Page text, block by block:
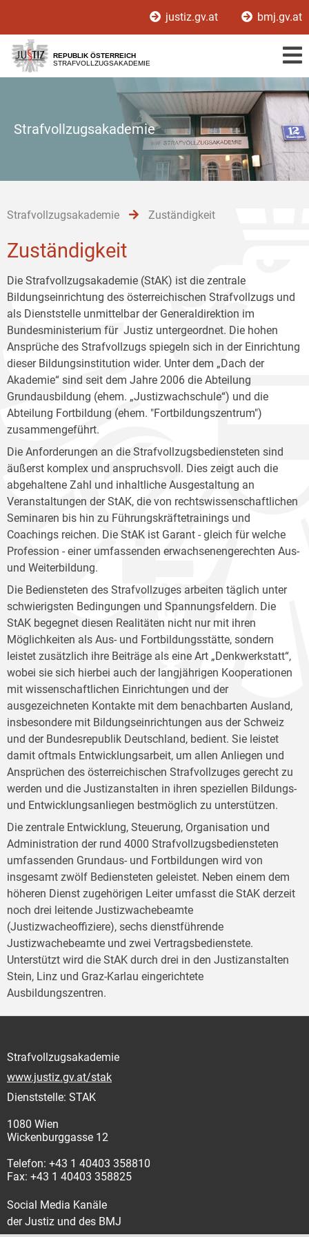
[1]
[2]
[3]
justiz.gv.at bmj.gv.at
REPUBLIK ÖSTERREICH
STRAFVOLLZUGSAKADEMIE
Strafvollzugsakademie
Strafvollzugsakademie Zuständigkeit
Zuständigkeit
Die Strafvollzugsakademie (StAK) ist die zentrale
Bildungseinrichtung des österreichischen Strafvollzugs und
als Dienststelle unmittelbar der Generaldirektion im
Bundesministerium für Justiz untergeordnet. Die hohen
Ansprüche des Strafvollzugs spiegeln sich in der Einrichtung
dieser Bildungsinstitution wider. Unter dem „Dach der
Akademie“ sind seit dem Jahre 2006 die Abteilung
Grundausbildung (ehem. „Justizwachschule“) und die
Abteilung Fortbildung (ehem. "Fortbildungszentrum")
zusammengeführt.
Die Anforderungen an die Strafvollzugsbediensteten sind
äußerst komplex und anspruchsvoll. Dies zeigt auch die
abgehaltene Zahl und inhaltliche Ausgestaltung an
Veranstaltungen der StAK, die von rechtswissenschaftlichen
Seminaren bis hin zu Führungskräftetrainings und
Coachings reichen. Die StAK ist Garant - gleich für welche
Profession - einer umfassenden erwachsenengerechten Aus-
und Weiterbildung.
Die Bediensteten des Strafvollzuges arbeiten täglich unter
schwierigsten Bedingungen und Spannungsfeldern. Die
StAK begegnet diesen Realitäten nicht nur mit ihren
Möglichkeiten als Aus- und Fortbildungsstätte, sondern
leistet zusätzlich ihre Beiträge als eine Art „Denkwerkstatt“,
wobei sie sich hierbei auch der langjährigen Kooperationen
mit wissenschaftlichen Einrichtungen und der
ausgezeichneten Kontakte mit dem benachbarten Ausland,
insbesondere mit Bildungseinrichtungen aus der Schweiz
und der Bundesrepublik Deutschland, bedient. Sie leistet
damit oftmals Entwicklungsarbeit, um allen Anliegen und
Ansprüchen des österreichischen Strafvollzuges gerecht zu
werden und die Justizanstalten in ihren speziellen Bildungs-
und Entwicklungsanliegen bestmöglich zu unterstützen.
Die zentrale Entwicklung, Steuerung, Organisation und
Administration der rund 4000 Strafvollzugsbediensteten
umfassenden Grundaus- und Fortbildungen wird von
insgesamt zwölf Bediensteten geleistet. Neben einem dem
höheren Dienst zugehörigen Leiter umfasst die StAK derzeit
noch drei leitende Justizwachebeamte
(Justizwacheoffiziere), sechs dienstführende
Justizwachebeamte und zwei Vertragsbedienstete.
Unterstützt wird die StAK durch drei in den Justizanstalten
Stein, Linz und Graz-Karlau eingerichtete
Ausbildungszentren.
Strafvollzugsakademie
www.justiz.gv.at/stak
Dienststelle: STAK
1080 Wien
Wickenburggasse 12
Telefon: +43 1 40403 358810
Fax: +43 1 40403 358825
Social Media Kanäle
der Justiz und des BMJ